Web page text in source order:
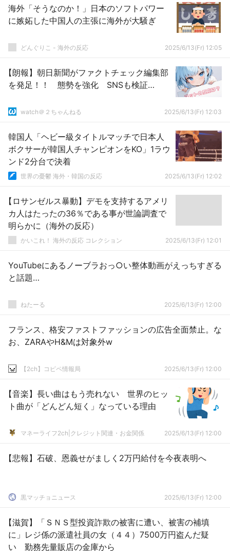
海外「そうなのか！」日本のソフトパワー
に嫉妬した中国人の主張に海外が大騒ぎ
どんぐりこ - 海外の反応 2025/6/13(Fr) 12:05
【朗報】朝日新聞がファクトチェック編集部
を発足！！ 態勢を強化 SNSも検証…
watch＠２ちゃんねる 2025/6/13(Fr) 12:03
韓国人「ヘビー級タイトルマッチで日本人
ボクサーが韓国人チャンピオンをKO」1ラウ
ンド2分台で決着
世界の憂鬱 海外・韓国の反応 2025/6/13(Fr) 12:02
【ロサンゼルス暴動】デモを支持するアメリ
カ人はたったの36％である事が世論調査で
明らかに（海外の反応）
かいこれ！ 海外の反応 コレクション 2025/6/13(Fr) 12:01
YouTubeにあるノーブラおっ○い整体動画がえっちすぎる
と話題…
ねたーる 2025/6/13(Fr) 12:00
フランス、格安ファストファッションの広告全面禁止。な
お、ZARAやH&Mは対象外w
【2ch】コピペ情報局 2025/6/13(Fr) 12:00
【音楽】長い曲はもう売れない 世界のヒッ
ト曲が「どんどん短く」なっている理由
マネーライフ2ch|クレジット関連・お金関係 2025/6/13(Fr) 12:00
【悲報】石破、恩義せがましく2万円給付を今夜表明へ
黒マッチョニュース 2025/6/13(Fr) 12:00
【滋賀】「ＳＮＳ型投資詐欺の被害に遭い、被害の補填
に」レジ係の派遣社員の女（４４）7500万円盗んだ疑
い 勤務先量販店の金庫から